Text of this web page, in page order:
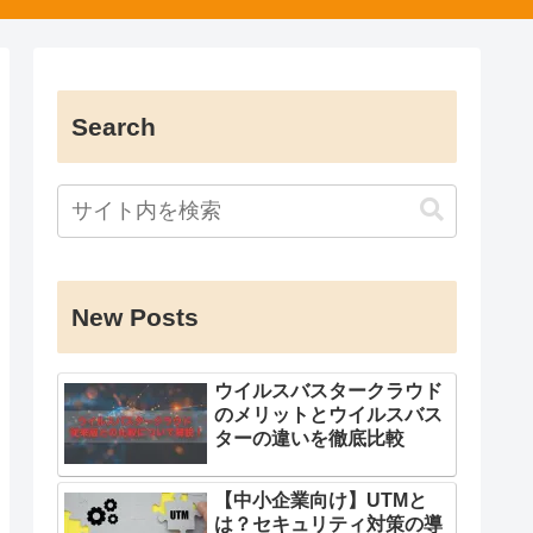
Search
New Posts
ウイルスバスタークラウド
のメリットとウイルスバス
ターの違いを徹底比較
【中小企業向け】UTMと
は？セキュリティ対策の導